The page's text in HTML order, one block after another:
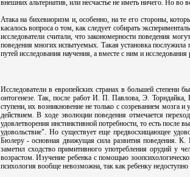
внешних альтернатив, или несчастье не иметь ничего. Но во
Атака на бихевиоризм и, особенно, на те его стороны,
касалось вопроса о том, как следует собирать
исследователи считали, что закономерности поведения
поведения многих испытуемых. Такая установка
путей исследования научения, а вместе с ним и исследования
Исследователи в европейских странах в большей степени
онтогенезе. Так, после работ И. П. Павлова, Э. Торндайка,
ступени, их возникновение не только с созреванием мозга
действием. В ходе эволюции поведения отмечается
удовлетворения инстинктивной потребности, то есть
удовольствие". Но существует еще предвосхищающее
Бюлеру - основная движущая сила развития поведения.
заметил сходство примитивного употребления орудий у
возрастом. Изучение ребенка с помощью
психология вообще невозможна, так как ребенку недоступно